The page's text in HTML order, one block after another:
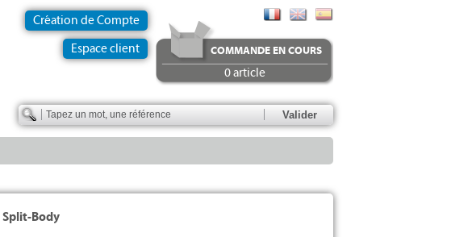
Création de Compte
Espace client COMMANDE EN COURS
0 article
Split-Body